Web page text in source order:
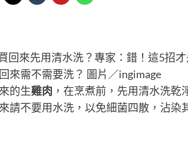
來需不需要洗？ 圖片／ingimage
的生雞肉 ，在烹煮前，先用清水洗
請不要用水洗，以免細菌四散，沾染